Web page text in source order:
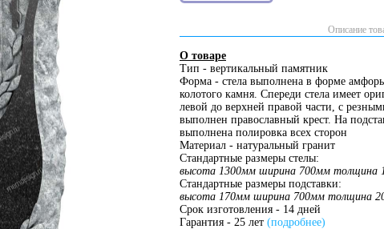
Описание
О товаре
Тип - вертикальный памятник
Форма - стела выполнена в форме
колотого камня. Спереди стела имеет
левой до верхней правой части, с
выполнен православный крест. На
выполнена полировка всех сторон
Материал - натуральный гранит
Стандартные размеры стелы:
высота 1300мм ширина 700мм толщина
Стандартные размеры подставки:
высота 170мм ширина 700мм толщина
Срок изготовления - 14 дней
Гарантия - 25 лет (подробнее)